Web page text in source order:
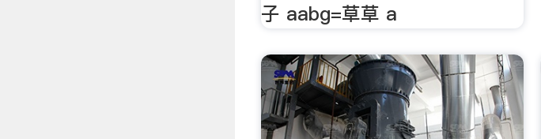
子 aabg=草草 a